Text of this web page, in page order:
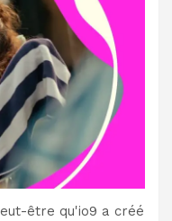
être qu'io9 a créé